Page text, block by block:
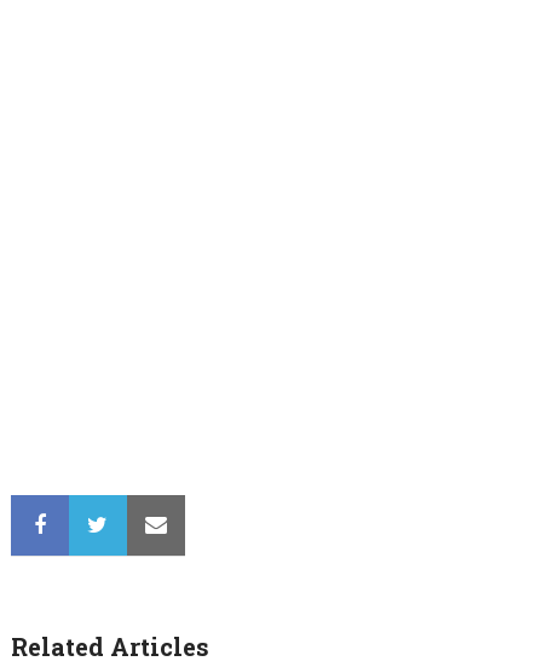
Related Articles